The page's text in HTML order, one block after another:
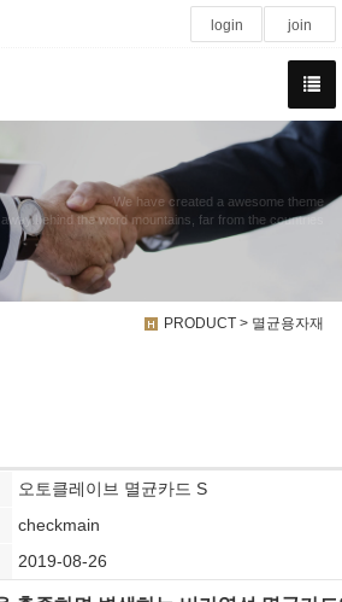
login join
We have created a awesome theme
the word mountains, far from the countries
PRODUCT > 멸균용자재
오토클레이브 멸균카드 S
checkmain
2019-08-26